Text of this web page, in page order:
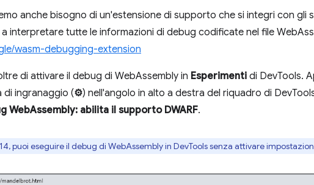
anche bisogno di un'estensione di supporto che si integri con gli
interpretare tutte le informazioni di debug codificate nel file
wasm-debugging-extension
di attivare il debug di WebAssembly in Esperimenti di DevTools.
di ingranaggio (⚙) nell'angolo in alto a destra del riquadro di
WebAssembly: abilita il supporto DWARF.
puoi eseguire il debug di WebAssembly in DevTools senza attivare